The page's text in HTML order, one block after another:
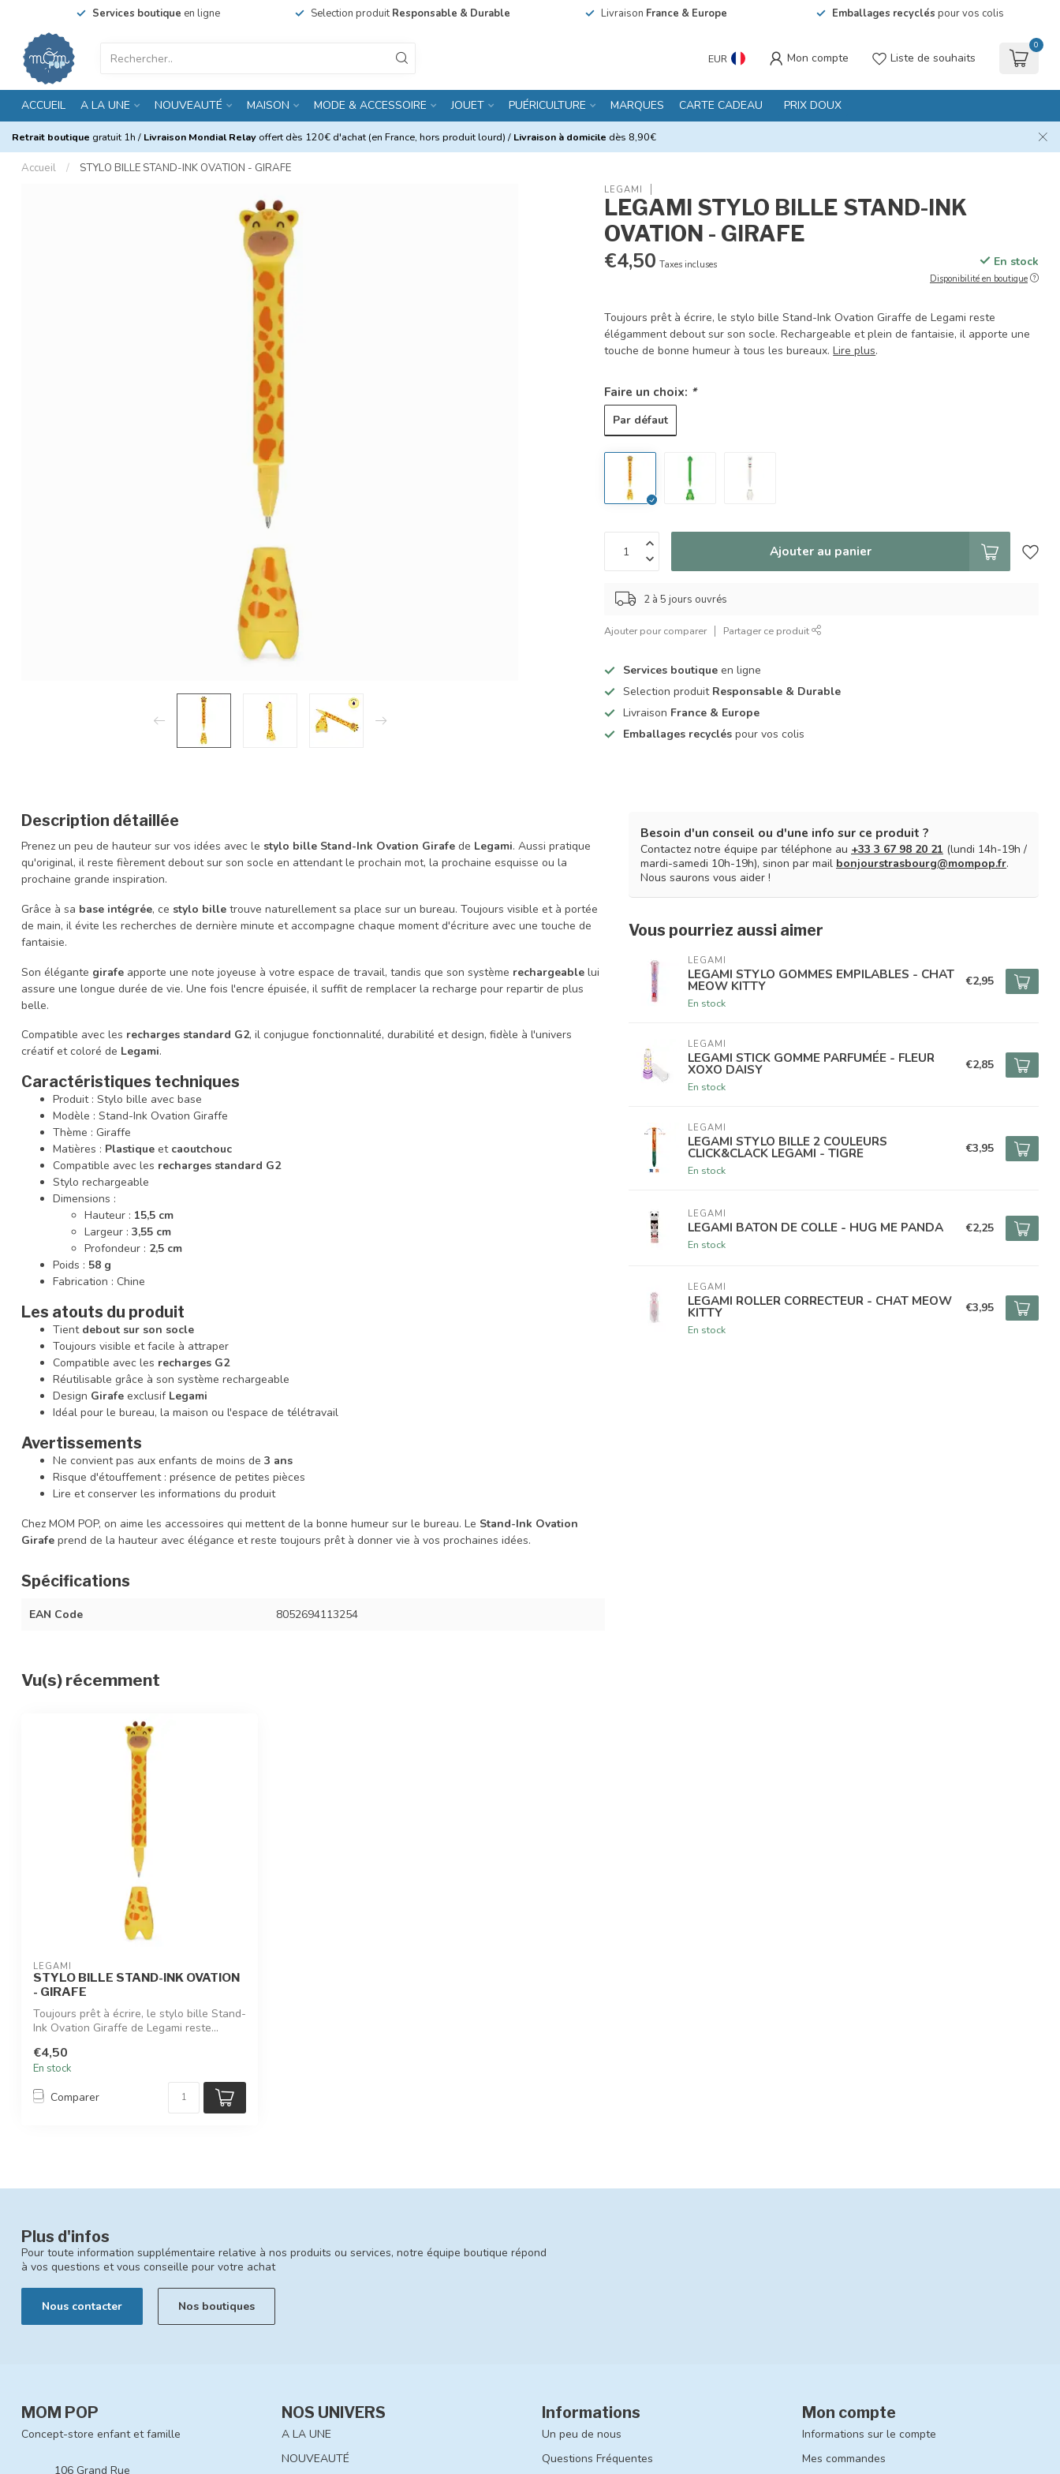
Services boutique en ligne Selection produitResponsable & Durable Livraison France & Europe Emballages recyclés pour vos colis
EUR Mon compte Liste de souhaits
0
ACCUEIL A LA UNE NOUVEAUTÉ MAISON MODE & ACCESSOIRE JOUET PUÉRICULTURE MARQUES CARTE CADEAU PRIX DOUX
Retrait boutique gratuit 1h / Livraison Mondial Relay offert dès 120€ d'achat (en France, hors produit lourd) / Livraison à domicile dès 8,90€
Accueil / STYLO BILLE STAND-INK OVATION - GIRAFE
LEGAMI
LEGAMI STYLO BILLE STAND-INK
OVATION - GIRAFE
€4,50 Taxes incluses En stock
Disponibilité en boutique
Toujours prêt à écrire, le stylo bille Stand-Ink Ovation Giraffe de Legami reste
élégamment debout sur son socle. Rechargeable et plein de fantaisie, il apporte une
touche de bonne humeur à tous les bureaux.Lire plus.
Faire un choix: *
Par défaut
Ajouter au panier
2 à 5 jours ouvrés
Ajouter pour comparer Partager ce produit
Services boutique en ligne
Selection produit Responsable & Durable
Livraison France & Europe
Emballages recyclés pour vos colis
Description détaillée
Prenez un peu de hauteur sur vos idées avec le stylo bille Stand-Ink Ovation Girafe de Legami. Aussi pratique
qu'original, il reste fièrement debout sur son socle en attendant le prochain mot, la prochaine esquisse ou la
prochaine grande inspiration.
Grâce à sa base intégrée, ce stylo bille trouve naturellement sa place sur un bureau. Toujours visible et à portée
de main, il évite les recherches de dernière minute et accompagne chaque moment d'écriture avec une touche de
fantaisie.
Son élégante girafe apporte une note joyeuse à votre espace de travail, tandis que son système rechargeable lui
assure une longue durée de vie. Une fois l'encre épuisée, il suffit de remplacer la recharge pour repartir de plus
belle.
Compatible avec les recharges standard G2, il conjugue fonctionnalité, durabilité et design, fidèle à l'univers
créatif et coloré de Legami.
Caractéristiques techniques
Produit : Stylo bille avec base
Modèle : Stand-Ink Ovation Giraffe
Thème : Giraffe
Matières : Plastique et caoutchouc
Compatible avec les recharges standard G2
Stylo rechargeable
Dimensions :
Hauteur : 15,5 cm
Largeur : 3,55 cm
Profondeur : 2,5 cm
Poids : 58 g
Fabrication : Chine
Les atouts du produit
Tient debout sur son socle
Toujours visible et facile à attraper
Compatible avec les recharges G2
Réutilisable grâce à son système rechargeable
Design Girafe exclusif Legami
Idéal pour le bureau, la maison ou l'espace de télétravail
Avertissements
Ne convient pas aux enfants de moins de 3 ans
Risque d'étouffement : présence de petites pièces
Lire et conserver les informations du produit
Chez MOM POP, on aime les accessoires qui mettent de la bonne humeur sur le bureau. Le Stand-Ink Ovation
Girafe prend de la hauteur avec élégance et reste toujours prêt à donner vie à vos prochaines idées.
Spécifications
EAN Code 8052694113254
Besoin d'un conseil ou d'une info sur ce produit ?
Contactez notre équipe par téléphone au +33 3 67 98 20 21 (lundi 14h-19h /
mardi-samedi 10h-19h), sinon par mail bonjourstrasbourg@mompop.fr.
Nous saurons vous aider !
Vous pourriez aussi aimer
LEGAMI
LEGAMI STYLO GOMMES EMPILABLES - CHAT
MEOW KITTY
En stock
€2,95
LEGAMI
LEGAMI STICK GOMME PARFUMÉE - FLEUR
XOXO DAISY
En stock
€2,85
LEGAMI
LEGAMI STYLO BILLE 2 COULEURS
CLICK&CLACK LEGAMI - TIGRE
En stock
€3,95
LEGAMI
LEGAMI BATON DE COLLE - HUG ME PANDA
En stock
€2,25
LEGAMI
LEGAMI ROLLER CORRECTEUR - CHAT MEOW
KITTY
En stock
€3,95
Vu(s) récemment
LEGAMI
STYLO BILLE STAND-INK OVATION
- GIRAFE
Toujours prêt à écrire, le stylo bille Stand-
Ink Ovation Giraffe de Legami reste...
€4,50
En stock
Comparer
Plus d'infos
Pour toute information supplémentaire relative à nos produits ou services, notre équipe boutique répond
à vos questions et vous conseille pour votre achat
Nous contacter Nos boutiques
MOM POP
Concept-store enfant et famille
106 Grand Rue
NOS UNIVERS
A LA UNE
NOUVEAUTÉ
Informations
Un peu de nous
Questions Fréquentes
Mon compte
Informations sur le compte
Mes commandes